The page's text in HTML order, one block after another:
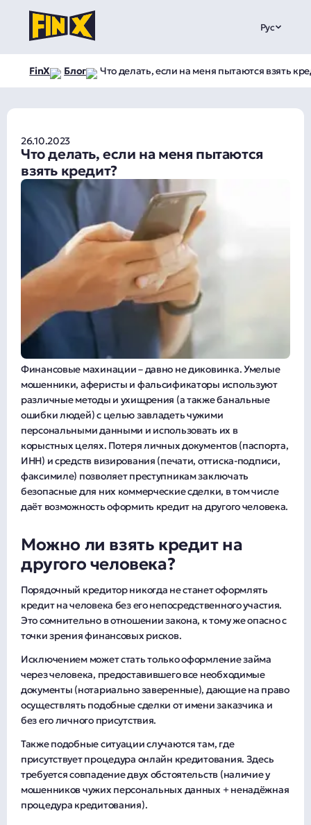
Рус
FinX Блог Что делать, если на меня пытаются взять
26.10.2023
Что делать, если на меня пытаются
взять кредит?
Финансовые махинации – давно не диковинка. Умелые
мошенники, аферисты и фальсификаторы используют
различные методы и ухищрения (а также банальные
ошибки людей) с целью завладеть чужими
персональными данными и использовать их в
корыстных целях. Потеря личных документов (паспорта,
ИНН) и средств визирования (печати, оттиска-подписи,
факсимиле) позволяет преступникам заключать
безопасные для них коммерческие сделки, в том числе
даёт возможность оформить кредит на другого человека.
Можно ли взять кредит на
другого человека?
Порядочный кредитор никогда не станет оформлять
кредит на человека без его непосредственного участия.
Это сомнительно в отношении закона, к тому же опасно с
точки зрения финансовых рисков.
Исключением может стать только оформление займа
через человека, предоставившего все необходимые
документы (нотариально заверенные), дающие на право
осуществлять подобные сделки от имени заказчика и
без его личного присутствия.
Также подобные ситуации случаются там, где
присутствует процедура онлайн кредитования. Здесь
требуется совпадение двух обстоятельств (наличие у
мошенников чужих персональных данных + ненадёжная
процедура кредитования).